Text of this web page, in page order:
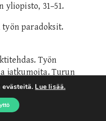
yliopisto, 31–51.
työn paradoksit.
Työn
jatkumoita. Turun
Lue lisää.